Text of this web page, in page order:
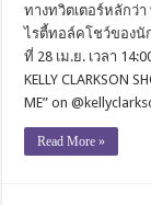
ทางทวิตเตอร์หลักว่า
ไรตี้ทอล์คโชว์ของนัก
ที่ 28 เม.ย. เวลา
KELLY CLARKSON
ME” on
Read More »